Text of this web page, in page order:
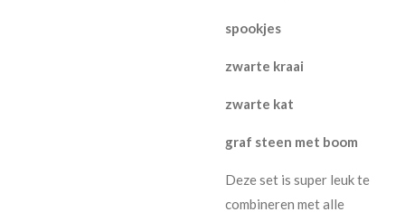
spookjes
zwarte kraai
zwarte kat
graf steen met boom
Deze set is super leuk te
combineren met alle